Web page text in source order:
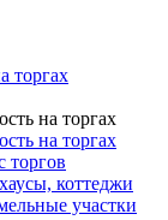
торгах
на торгах
на торгах
торгов
коттеджи
участки